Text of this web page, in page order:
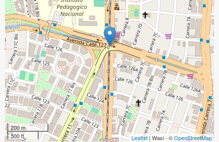
200 m
500 ft
Leaflet | Wasi - ©OpenStreetMap